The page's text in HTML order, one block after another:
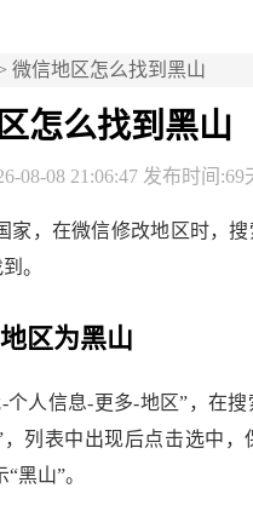
微信地区怎么找到黑山
怎么找到黑山
08-08 21:06:47 发布时间
家，在微信修改地区时，搜
。
区为黑山
个人信息-更多-地区”，在搜
，列表中出现后点击选中
黑山”。